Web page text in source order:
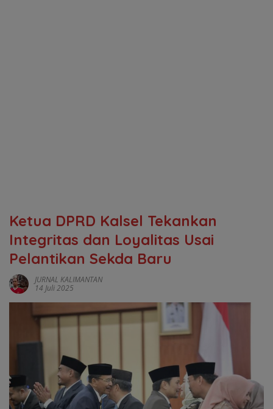
Ketua DPRD Kalsel Tekankan
Integritas dan Loyalitas Usai
Pelantikan Sekda Baru
JURNAL KALIMANTAN
14 Juli 2025